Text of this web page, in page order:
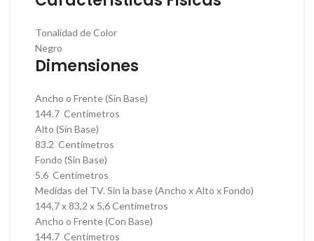
Tonalidad de Color
Negro
Dimensiones
Ancho o Frente (Sin Base)
144.7 Centímetros
Alto (Sin Base)
83.2 Centímetros
Fondo (Sin Base)
5.6 Centímetros
Medidas del TV. Sin la base (Ancho x Alto x Fondo)
144,7 x 83,2 x 5,6 Centímetros
Ancho o Frente (Con Base)
144.7 Centímetros